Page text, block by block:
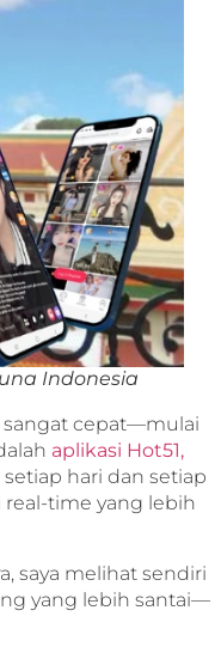
Indonesia
sangat cepat—mulai
aplikasi Hot51,
hari dan setiap
time yang lebih
saya melihat sendiri
yang lebih santai—